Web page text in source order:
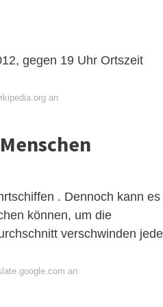
gegen 19 Uhr Ortszeit
an
. Dennoch kann es
können, um die
verschwinden
an